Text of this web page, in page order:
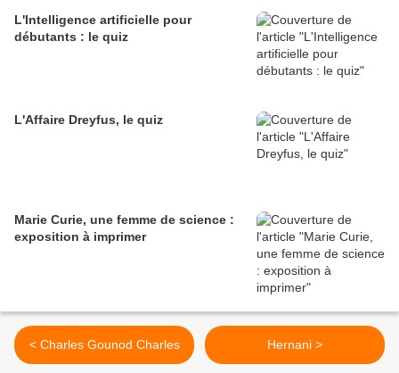
L'Intelligence artificielle pour
débutants : le quiz
L'Affaire Dreyfus, le quiz
Marie Curie, une femme de science :
exposition à imprimer
< Charles Gounod Charles Hernani >